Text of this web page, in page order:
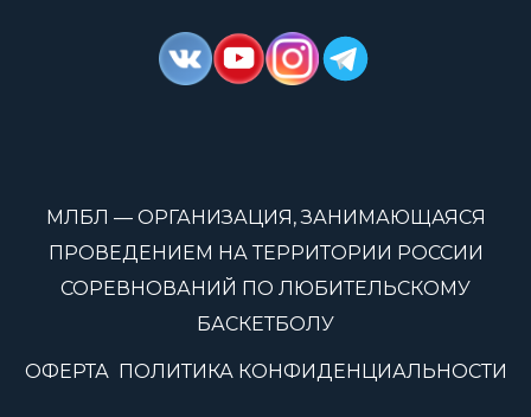
МЛБЛ — ОРГАНИЗАЦИЯ, ЗАНИМАЮЩАЯСЯ
ПРОВЕДЕНИЕМ НА ТЕРРИТОРИИ РОССИИ
СОРЕВНОВАНИЙ ПО ЛЮБИТЕЛЬСКОМУ
БАСКЕТБОЛУ
ОФЕРТА ПОЛИТИКА КОНФИДЕНЦИАЛЬНОСТИ